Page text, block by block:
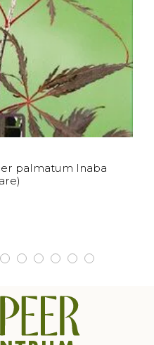
palmatum Inaba